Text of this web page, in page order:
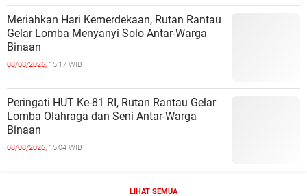
Meriahkan Hari Kemerdekaan, Rutan Rantau
Gelar Lomba Menyanyi Solo Antar-Warga
Binaan
08/08/2026, 15:17 WIB
Peringati HUT Ke-81 RI, Rutan Rantau Gelar
Lomba Olahraga dan Seni Antar-Warga
Binaan
08/08/2026, 15:04 WIB
LIHAT SEMUA